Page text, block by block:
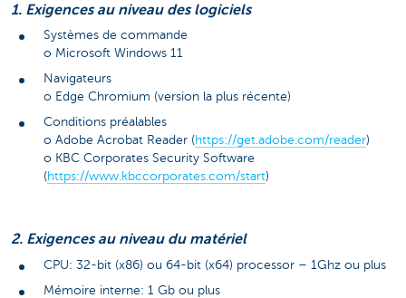
1. Exigences au niveau des logiciels
Systèmes de commande
o Microsoft Windows 11
Navigateurs
o Edge Chromium (version la plus récente)
Conditions préalables
o Adobe Acrobat Reader (https://get.adobe.com/reader)
o KBC Corporates Security Software
(https://www.kbccorporates.com/start)
2. Exigences au niveau du matériel
CPU: 32-bit (x86) ou 64-bit (x64) processor – 1Ghz ou plus
Mémoire interne: 1 Gb ou plus